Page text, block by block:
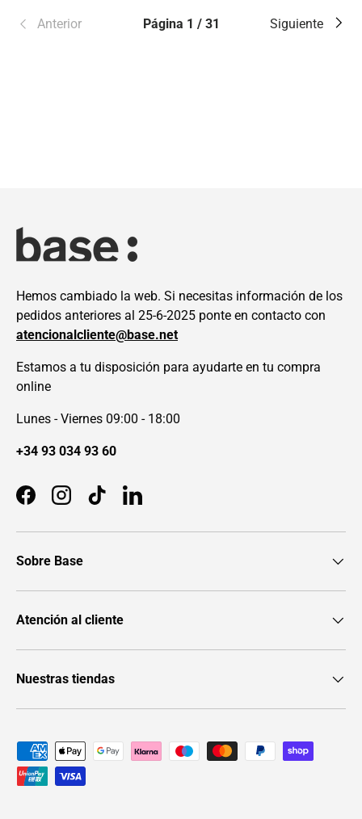
Anterior Página 1 / 31 Siguiente
Hemos cambiado la web. Si necesitas información de los
pedidos anteriores al 25-6-2025 ponte en contacto con
atencionalcliente@base.net
Estamos a tu disposición para ayudarte en tu compra
online
Lunes - Viernes 09:00 - 18:00
+34 93 034 93 60
FacebookInstagramTikTokLinkedIn
Sobre Base
Atención al cliente
Nuestras tiendas
Formas de pago aceptadas